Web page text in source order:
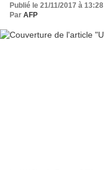
Publié le 21/11/2017 à 13:28
Par AFP